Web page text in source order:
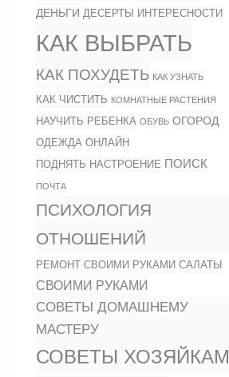
ДЕНЬГИ ДЕСЕРТЫ ИНТЕРЕСНОСТИ
КАК ВЫБРАТЬ
КАК ПОХУДЕТЬ КАК УЗНАТЬ
КАК ЧИСТИТЬ КОМНАТНЫЕ РАСТЕНИЯ
НАУЧИТЬ РЕБЕНКА ОБУВЬ ОГОРОД
ОДЕЖДА ОНЛАЙН
ПОДНЯТЬ НАСТРОЕНИЕ ПОИСК
ПОЧТА
ПСИХОЛОГИЯ
ОТНОШЕНИЙ
РЕМОНТ СВОИМИ РУКАМИ САЛАТЫ
СВОИМИ РУКАМИ
СОВЕТЫ ДОМАШНЕМУ
МАСТЕРУ
СОВЕТЫ ХОЗЯЙКАМ